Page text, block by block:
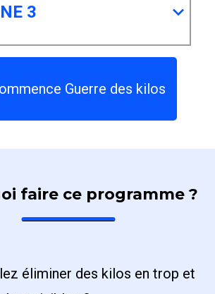
3
Guerre des kilos
faire ce programme ?
éliminer des kilos en trop et